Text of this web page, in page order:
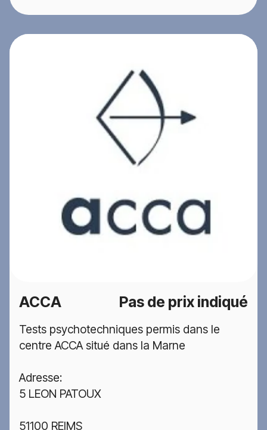
ACCA Pas de prix indiqué
Tests psychotechniques permis dans le
centre ACCA situé dans la Marne
Adresse:
5 LEON PATOUX
51100 REIMS